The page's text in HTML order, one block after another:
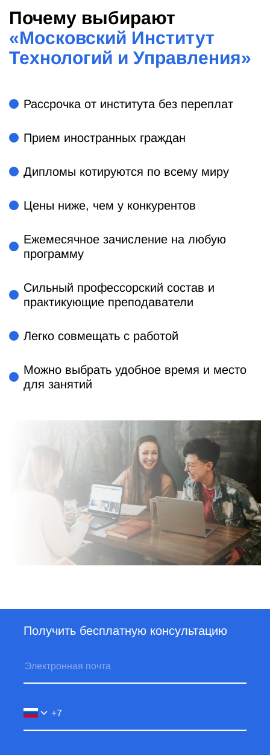
Почему выбирают
«Московский Институт
Технологий и Управления»
Рассрочка от института без переплат
Прием иностранных граждан
Дипломы котируются по всему миру
Цены ниже, чем у конкурентов
Ежемесячное зачисление на любую
программу
Сильный профессорский состав и
практикующие преподаватели
Легко совмещать с работой
Можно выбрать удобное время и место
для занятий
Получить бесплатную консультацию